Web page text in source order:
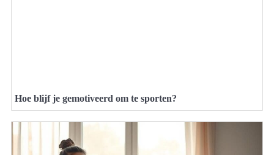
Hoe blijf je gemotiveerd om te sporten?